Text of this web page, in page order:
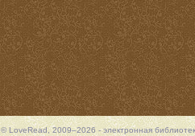
© LoveRead, 2009–2026 - электронная